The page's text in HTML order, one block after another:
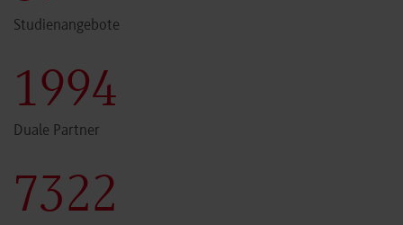
Studienangebote
2000
Duale Partner
7341